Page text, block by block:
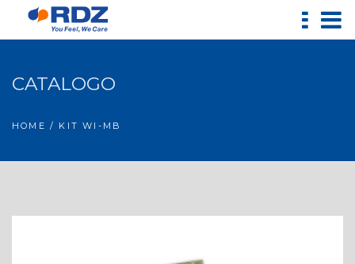
CATALOGO
HOME / KIT WI-MB